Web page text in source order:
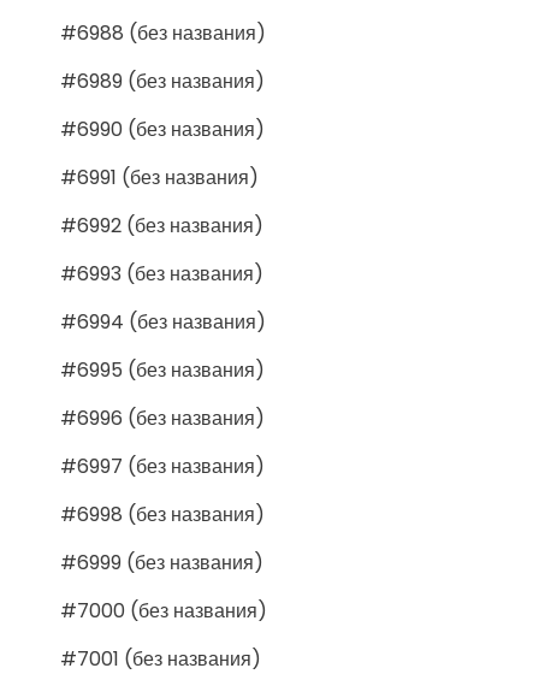
#6988 (без названия)
#6989 (без названия)
#6990 (без названия)
#6991 (без названия)
#6992 (без названия)
#6993 (без названия)
#6994 (без названия)
#6995 (без названия)
#6996 (без названия)
#6997 (без названия)
#6998 (без названия)
#6999 (без названия)
#7000 (без названия)
#7001 (без названия)